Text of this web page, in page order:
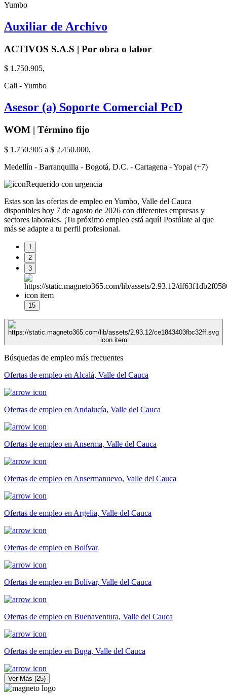
Yumbo
Auxiliar de Archivo
ACTIVOS S.A.S | Por obra o labor
$ 1.750.905,
Cali - Yumbo
Asesor (a) Soporte Comercial PcD
WOM | Término fijo
$ 1.750.905 a $ 2.450.000,
Medellín - Barranquilla - Bogotá, D.C. - Cartagena - Yopal (+7)
Requerido con urgencia
Estas son las ofertas de empleo en Yumbo, Valle del Cauca
disponibles hoy 7 de agosto de 2026 con diferentes empresas y
sectores laborales. ¡Tu próximo empleo está aquí! Postúlate al que
más se adapte a tu perfil profesional.
1
2
3
15
Búsquedas de empleo más frecuentes
Ofertas de empleo en Alcalá, Valle del Cauca
Ofertas de empleo en Andalucía, Valle del Cauca
Ofertas de empleo en Anserma, Valle del Cauca
Ofertas de empleo en Ansermanuevo, Valle del Cauca
Ofertas de empleo en Argelia, Valle del Cauca
Ofertas de empleo en Bolívar
Ofertas de empleo en Bolívar, Valle del Cauca
Ofertas de empleo en Buenaventura, Valle del Cauca
Ofertas de empleo en Buga, Valle del Cauca
Ver Más (25)